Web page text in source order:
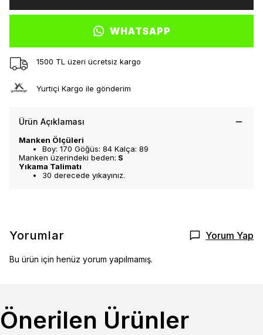
WHATSAPP
1500 TL üzeri ücretsiz kargo
Yurtiçi Kargo ile gönderim
Ürün Açıklaması
Manken Ölçüleri
Boy: 170 Göğüs: 84 Kalça: 89
Manken üzerindeki beden: S
Yıkama Talimatı
30 derecede yıkayınız.
Yorumlar Yorum Yap
Bu ürün için henüz yorum yapılmamış.
Önerilen Ürünler